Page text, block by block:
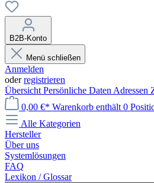
B2B-Konto
Menü schließen
Anmelden
oderregistrieren
Übersicht Persönliche Daten Adressen
0,00 €* Warenkorb enthält 0
Alle Kategorien
Hersteller
Über uns
Systemlösungen
FAQ
Lexikon / Glossar